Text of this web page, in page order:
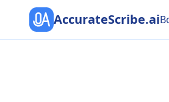
AccurateScribe.ai